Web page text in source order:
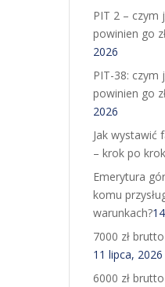
PIT 2 – czym
powinien go
2026
PIT-38: czym
powinien go
2026
Jak wystawić
– krok po
Emerytura
komu
warunkach?
7000 zł
11 lipca, 2026
6000 zł